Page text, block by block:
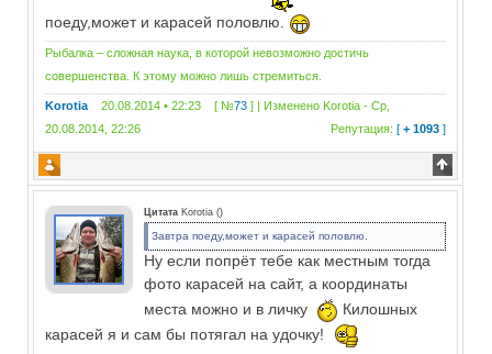
поеду,может и карасей половлю.
Рыбалка – сложная наука, в которой невозможно достичь
совершенства. К этому можно лишь стремиться.
Korotia 20.08.2014 • 22:23 [ №73 ] | Изменено Korotia -Ср,
20.08.2014, 22:26
Репутация: [+ 1093 ]
Цитата Korotia ()
Завтра поеду,может и карасей половлю.
Ну если попрёт тебе как местным тогда
фото карасей на сайт, а координаты
места можно и в личку
Килошных
карасей я и сам бы потягал на удочку!